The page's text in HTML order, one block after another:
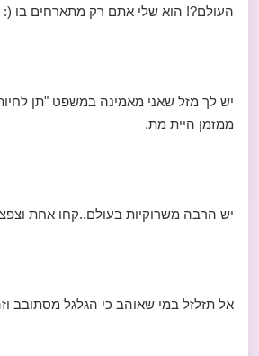
העולם?! הוא שלי אתם רק מתארחים בו (:
יש לך מזל שאני מאמינה במשפט "תן
ממזמן היית מת.
יש הרבה משרוקיות בעולם..קחו אחת
אל תזלזל במי שאוהב כי הגלגל מסתובב